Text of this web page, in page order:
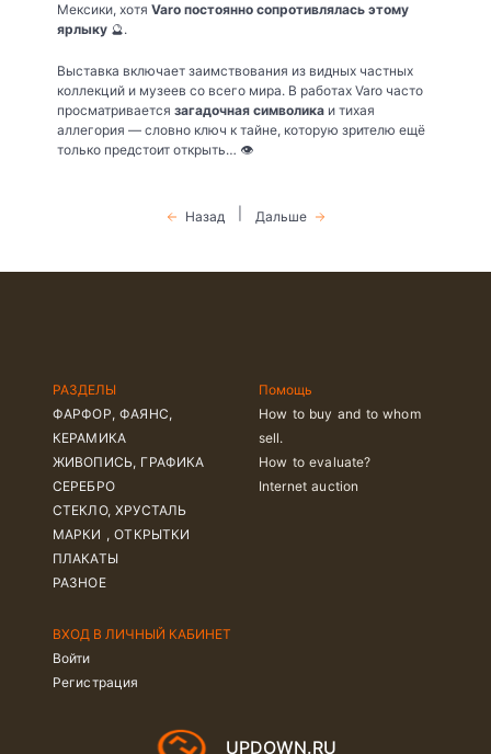
Мексики, хотя Varo постоянно сопротивлялась этому
ярлыку 🔮.
Выставка включает заимствования из видных частных
коллекций и музеев со всего мира. В работах Varo часто
просматривается загадочная символика и тихая
аллегория — словно ключ к тайне, которую зрителю ещё
только предстоит открыть… 👁️
Назад Дальше
РАЗДЕЛЫ
ФАРФОР, ФАЯНС,
КЕРАМИКА
ЖИВОПИСЬ, ГРАФИКА
СЕРЕБРО
СТЕКЛО, ХРУСТАЛЬ
МАРКИ , ОТКРЫТКИ
ПЛАКАТЫ
РАЗНОЕ
Помощь
How to buy and to whom
sell.
How to evaluate?
Internet auction
ВХОД В ЛИЧНЫЙ КАБИНЕТ
Войти
Регистрация
UPDOWN.RU